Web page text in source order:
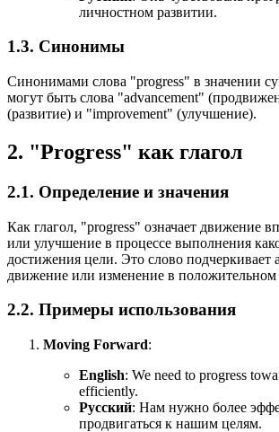
личностном развитии.
1.3. Синонимы
Синонимами слова "progress" в значении
могут быть слова "advancement"
(развитие) и "improvement" (улучшение).
2. "Progress" как глагол
2.1. Определение и значения
Как глагол, "progress" означает движение
или улучшение в процессе выполнения
достижения цели. Это слово подчеркивает
движение или изменение в положительном
2.2. Примеры использования
Moving Forward:
English: We need to progress
efficiently.
Русский: Нам нужно более
продвигаться к нашим целям.